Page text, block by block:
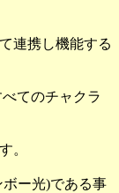
連携し機能する
てのチャクラ
。
ー光)である事